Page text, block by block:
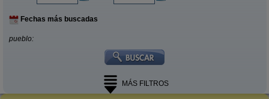
Fechas más buscadas
pueblo:
MÁS FILTROS